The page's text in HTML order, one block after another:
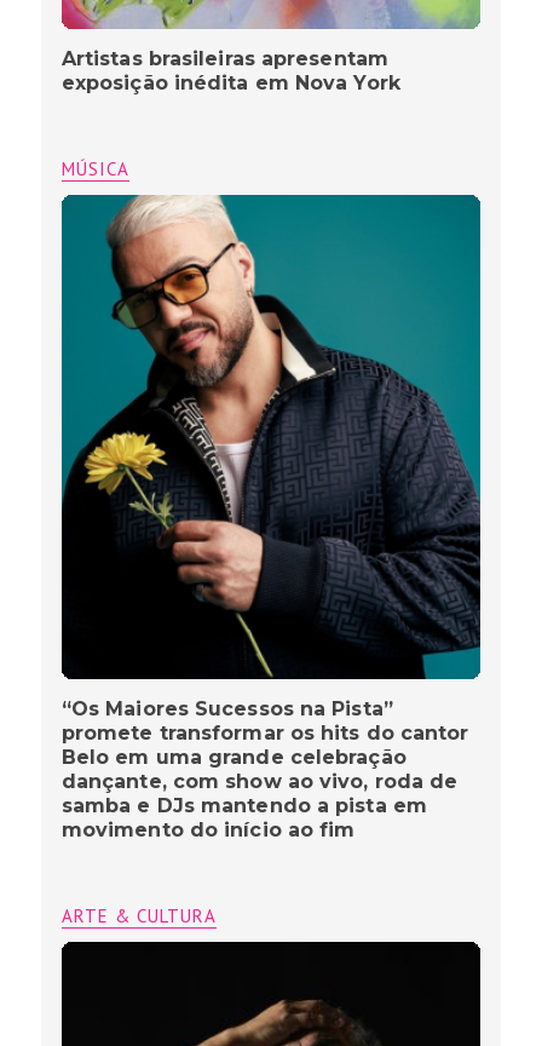
Artistas brasileiras apresentam
exposição inédita em Nova York
MÚSICA
“Os Maiores Sucessos na Pista”
promete transformar os hits do cantor
Belo em uma grande celebração
dançante, com show ao vivo, roda de
samba e DJs mantendo a pista em
movimento do início ao fim
ARTE & CULTURA